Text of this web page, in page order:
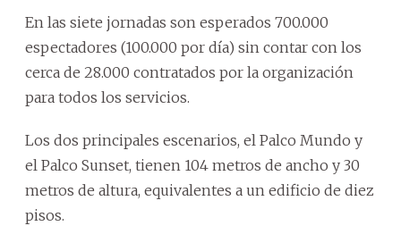
En las siete jornadas son esperados 700.000
espectadores (100.000 por día) sin contar con los
cerca de 28.000 contratados por la organización
para todos los servicios.
Los dos principales escenarios, el Palco Mundo y
el Palco Sunset, tienen 104 metros de ancho y 30
metros de altura, equivalentes a un edificio de diez
pisos.